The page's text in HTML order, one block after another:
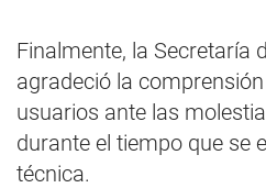
Finalmente, la Secretaría
agradeció la
usuarios ante las
durante el tiempo que se
técnica.